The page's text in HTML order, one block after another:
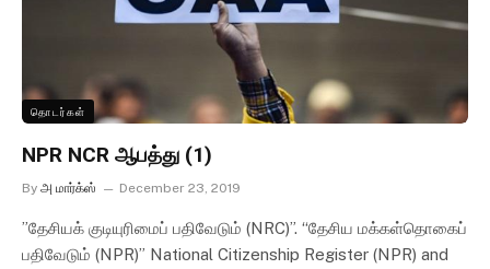
தொடர்கள்
NPR NCR ஆபத்து (1)
By அ மார்க்ஸ் December 23, 2019
”தேசியக் குடியுரிமைப் பதிவேடும் (NRC)”. “தேசிய மக்கள்தொகைப்
பதிவேடும் (NPR)” National Citizenship Register (NPR) and